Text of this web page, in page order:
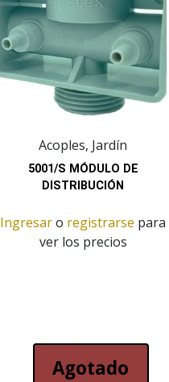
Acoples, Jardín
5001/S MÓDULO DE
DISTRIBUCIÓN
Ingresaro registrarse para
ver los precios
Agotado